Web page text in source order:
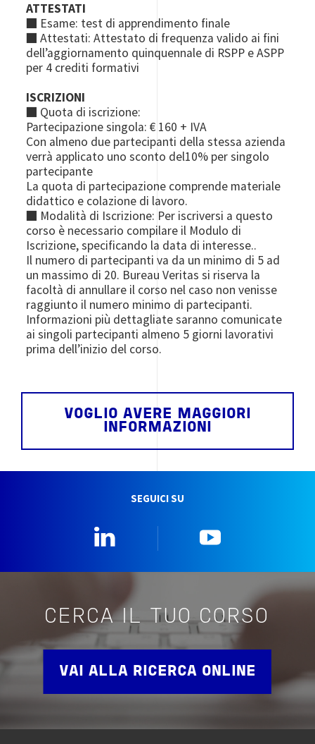
ATTESTATI
■ Esame: test di apprendimento finale
■ Attestati: Attestato di frequenza valido ai fini
dell’aggiornamento quinquennale di RSPP e ASPP
per 4 crediti formativi
ISCRIZIONI
■ Quota di iscrizione:
Partecipazione singola: € 160 + IVA
Con almeno due partecipanti della stessa azienda
verrà applicato uno sconto del10% per singolo
partecipante
La quota di partecipazione comprende materiale
didattico e colazione di lavoro.
■ Modalità di Iscrizione: Per iscriversi a questo
corso è necessario compilare il Modulo di
Iscrizione, specificando la data di interesse..
Il numero di partecipanti va da un minimo di 5 ad
un massimo di 20. Bureau Veritas si riserva la
facoltà di annullare il corso nel caso non venisse
raggiunto il numero minimo di partecipanti.
Informazioni più dettagliate saranno comunicate
ai singoli partecipanti almeno 5 giorni lavorativi
prima dell’inizio del corso.
VOGLIO AVERE MAGGIORI
INFORMAZIONI
SEGUICI SU
CERCA IL TUO CORSO
VAI ALLA RICERCA ONLINE